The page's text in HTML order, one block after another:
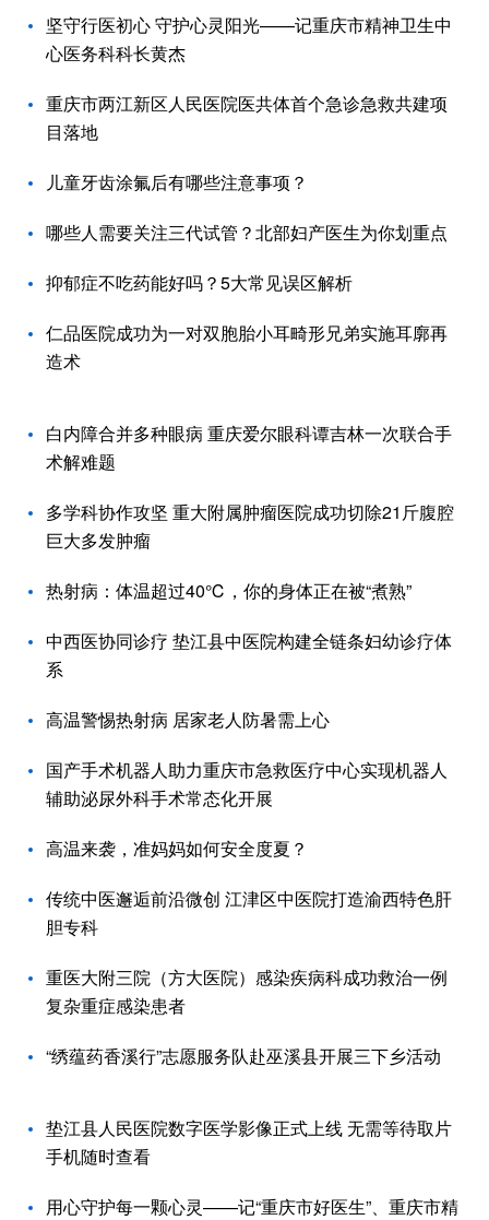
坚守行医初心 守护心灵阳光——记重庆市精神卫生中
心医务科科长黄杰
重庆市两江新区人民医院医共体首个急诊急救共建项
目落地
儿童牙齿涂氟后有哪些注意事项？
哪些人需要关注三代试管？北部妇产医生为你划重点
抑郁症不吃药能好吗？5大常见误区解析
仁品医院成功为一对双胞胎小耳畸形兄弟实施耳廓再
造术
白内障合并多种眼病 重庆爱尔眼科谭吉林一次联合手
术解难题
多学科协作攻坚 重大附属肿瘤医院成功切除21斤腹腔
巨大多发肿瘤
热射病：体温超过40℃，你的身体正在被“煮熟”
中西医协同诊疗 垫江县中医院构建全链条妇幼诊疗体
系
高温警惕热射病 居家老人防暑需上心
国产手术机器人助力重庆市急救医疗中心实现机器人
辅助泌尿外科手术常态化开展
高温来袭，准妈妈如何安全度夏？
传统中医邂逅前沿微创 江津区中医院打造渝西特色肝
胆专科
重医大附三院（方大医院）感染疾病科成功救治一例
复杂重症感染患者
“绣蕴药香溪行”志愿服务队赴巫溪县开展三下乡活动
垫江县人民医院数字医学影像正式上线 无需等待取片
手机随时查看
用心守护每一颗心灵——记“重庆市好医生”、重庆市精